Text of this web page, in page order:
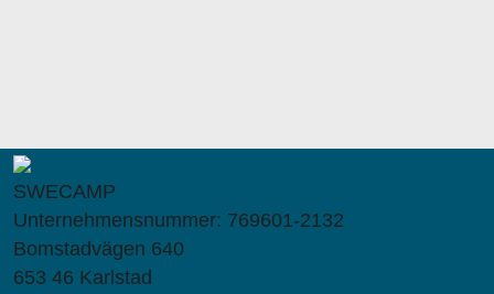
SWECAMP
Unternehmensnummer: 769601-2132
Bomstadvägen 640
653 46 Karlstad